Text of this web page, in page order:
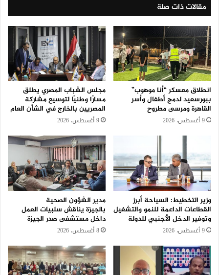
مقالات ذات صلة
انطلاق معسكر “أنا موهوب”
ببورسعيد لدمج أطفال وأسر
القاهرة ومرسى مطروح
9 أغسطس، 2026
مجلس الشباب المصري يطلق
مسارًا وطنيًا لتوسيع مشاركة
المصريين بالخارج في الشأن العام
9 أغسطس، 2026
وزير التخطيط: السياحة أبرز
القطاعات الداعمة للنمو والتشغيل
وتوفير الدخل الأجنبي للدولة
9 أغسطس، 2026
مدير الشؤون الصحية
بالجيزة يناقش سلبيات العمل
داخل مستشفى صدر الجيزة
8 أغسطس، 2026